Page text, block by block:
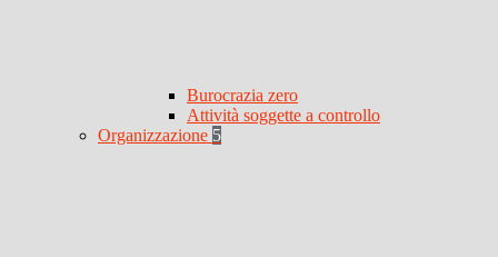
Burocrazia zero
Attività soggette a controllo
Organizzazione 5